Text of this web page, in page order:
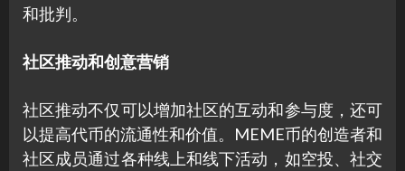
和批判。
社区推动和创意营销
社区推动不仅可以增加社区的互动和参与度，还可
以提高代币的流通性和价值。MEME币的创造者和
社区成员通过各种线上和线下活动，如空投、社交